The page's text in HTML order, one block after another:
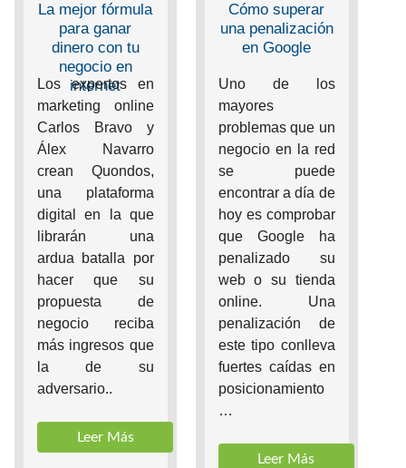
La mejor fórmula
para ganar
dinero con tu
negocio en
internet
Los expertos en
marketing online
Carlos Bravo y
Álex Navarro
crean Quondos,
una plataforma
digital en la que
librarán una
ardua batalla por
hacer que su
propuesta de
negocio reciba
más ingresos que
la de su
adversario..
Leer Más
Cómo superar
una penalización
en Google
Uno de los
mayores
problemas que un
negocio en la red
se puede
encontrar a día de
hoy es comprobar
que Google ha
penalizado su
web o su tienda
online. Una
penalización de
este tipo conlleva
fuertes caídas en
posicionamiento
…
Leer Más